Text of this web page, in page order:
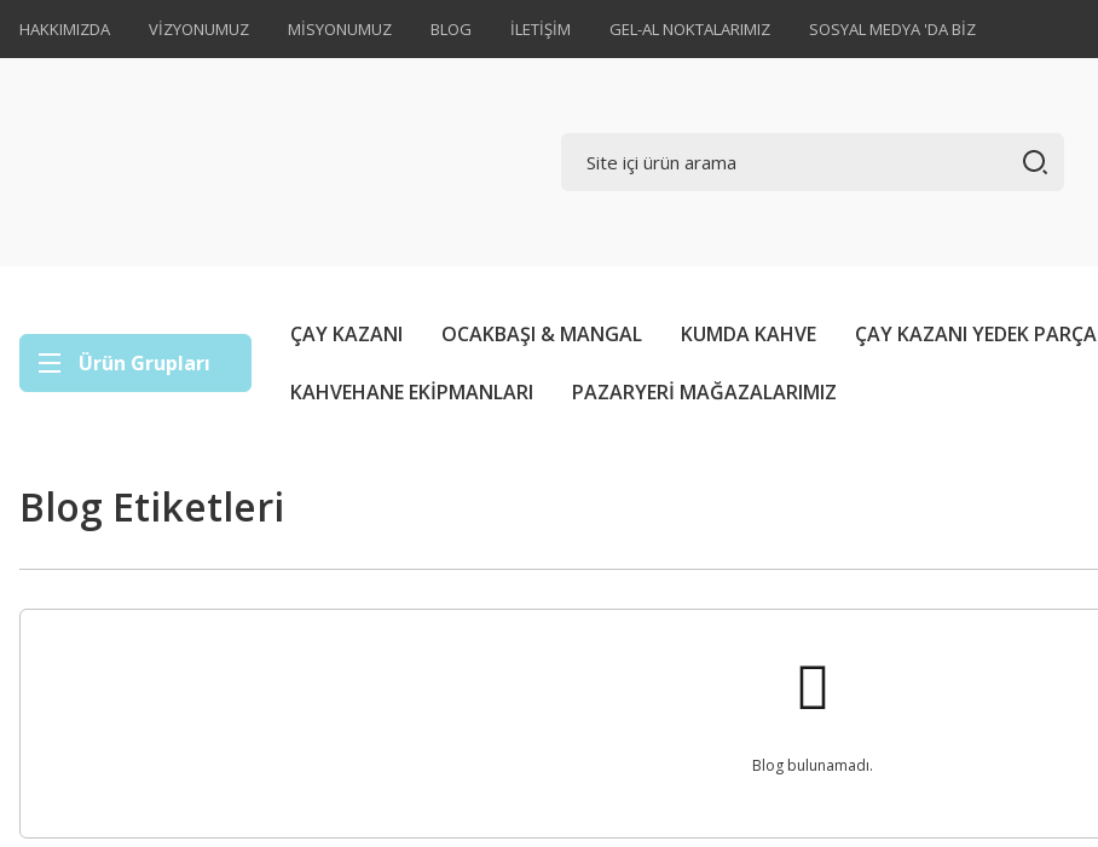
HAKKIMIZDA VİZYONUMUZ MİSYONUMUZ BLOG İLETİŞİM GEL-AL NOKTALARIMIZ SOSYAL MEDYA 'DA BİZ
Ürün Grupları
ÇAY KAZANI OCAKBAŞI & MANGAL KUMDA KAHVE ÇAY KAZANI YEDEK PARÇA
KAHVEHANE EKİPMANLARI PAZARYERİ MAĞAZALARIMIZ
Blog Etiketleri
Blog bulunamadı.